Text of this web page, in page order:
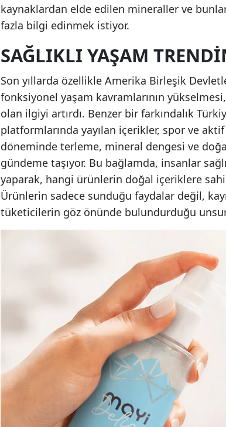
kaynaklardan elde edilen mineraller ve
fazla bilgi edinmek istiyor.
SAĞLIKLI YAŞAM
Son yıllarda özellikle Amerika Birleşik
fonksiyonel yaşam kavramlarının
olan ilgiyi artırdı. Benzer bir farkındalık
platformlarında yayılan içerikler, spor ve
döneminde terleme, mineral dengesi ve
gündeme taşıyor. Bu bağlamda, insanlar
yaparak, hangi ürünlerin doğal içeriklere
Ürünlerin sadece sunduğu faydalar değil,
tüketicilerin göz önünde bulundurduğu